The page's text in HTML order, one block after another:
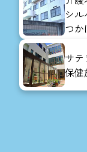
シル
つか
サテ
保健